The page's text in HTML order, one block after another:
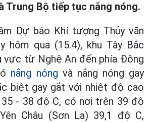
Trung Bộ tiếp tục nắng nóng.
Dự báo Khí tượng Thủy văn
hôm qua (15.4), khu Tây Bắc
vực từ Nghệ An đến phía Đông
nắng nóng và nắng nóng gay
biệt gay gắt với nhiệt độ cao
35 - 38 độ C, có nơi trên 39 độ
Châu (Sơn La) 39,1 độ C,